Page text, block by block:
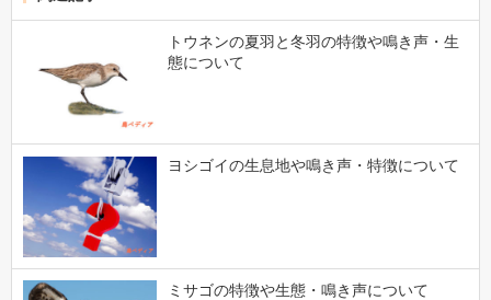
トウネンの夏羽と冬羽の特徴や鳴き声・生
態について
ヨシゴイの生息地や鳴き声・特徴について
ミサゴの特徴や生態・鳴き声について